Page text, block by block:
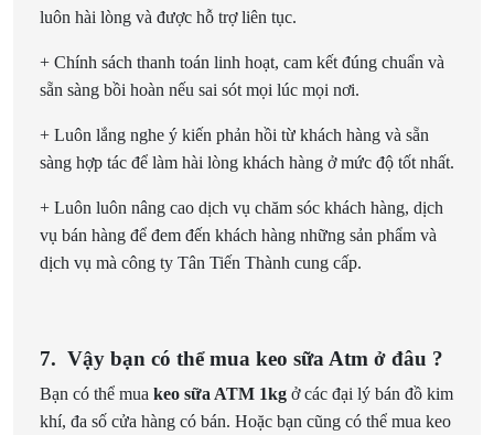
luôn hài lòng và được hỗ trợ liên tục.
+ Chính sách thanh toán linh hoạt, cam kết đúng chuẩn và
sẵn sàng bồi hoàn nếu sai sót mọi lúc mọi nơi.
+ Luôn lắng nghe ý kiến phản hồi từ khách hàng và sẵn
sàng hợp tác để làm hài lòng khách hàng ở mức độ tốt nhất.
+ Luôn luôn nâng cao dịch vụ chăm sóc khách hàng, dịch
vụ bán hàng để đem đến khách hàng những sản phẩm và
dịch vụ mà công ty Tân Tiến Thành cung cấp.
7. Vậy bạn có thể mua keo sữa Atm ở đâu ?
Bạn có thể mua keo sữa ATM 1kg ở các đại lý bán đồ kim
khí, đa số cửa hàng có bán. Hoặc bạn cũng có thể mua keo